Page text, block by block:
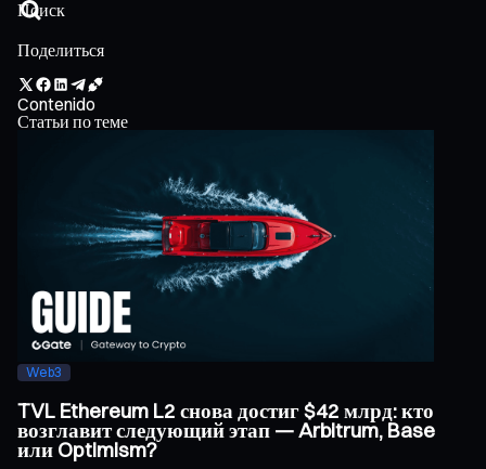
Поделиться
Contenido
Статьи по теме
Web3
TVL Ethereum L2 снова достиг $42 млрд: кто
возглавит следующий этап — Arbitrum, Base
или Optimism?